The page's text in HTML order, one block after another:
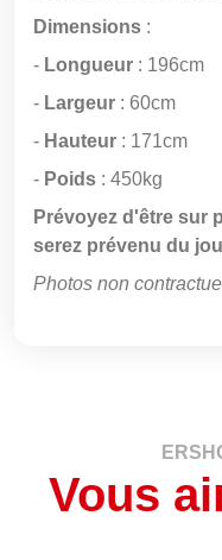
Dimensions :
- Longueur : 196cm
- Largeur : 60cm
- Hauteur : 171cm
- Poids : 450kg
Prévoyez d'être sur
serez prévenu du
Photos non
Vous